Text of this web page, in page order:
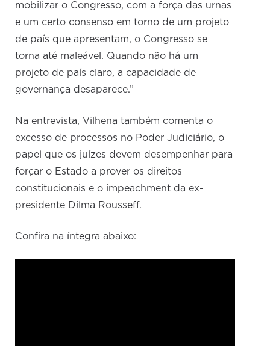
mobilizar o Congresso, com a força das urnas
e um certo consenso em torno de um projeto
de país que apresentam, o Congresso se
torna até maleável. Quando não há um
projeto de país claro, a capacidade de
governança desaparece.”
Na entrevista, Vilhena também comenta o
excesso de processos no Poder Judiciário, o
papel que os juízes devem desempenhar para
forçar o Estado a prover os direitos
constitucionais e o impeachment da ex-
presidente Dilma Rousseff.
Confira na íntegra abaixo: